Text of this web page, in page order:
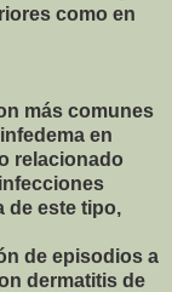
como en
más comunes
en
relacionado
de este tipo,
de episodios a
dermatitis de